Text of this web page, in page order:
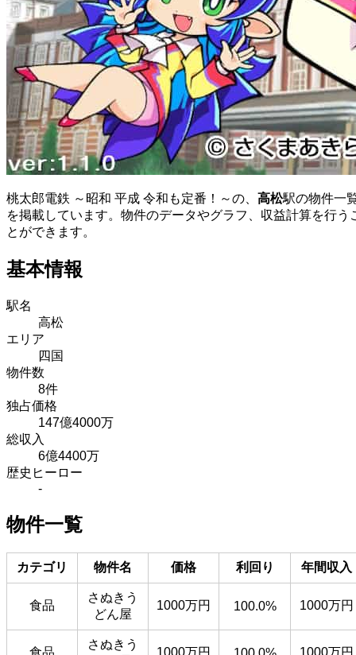
桃太郎電鉄 ～昭和 平成 令和も定番！～の、 高松駅の物件一
を掲載しています。物件のデータやグラフ、収益計算を行う
とができます。
基本情報
駅名
高松
エリア
四国
物件数
8件
独占価格
147億4000万
総収入
6億4400万
歴史ヒーロー
-
物件一覧
カテゴリ 物件名 価格 利回り 年間収入
食品
さぬきう
どん屋
1000万円 100.0% 1000万円
さぬきう